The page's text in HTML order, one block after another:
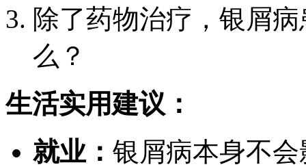
除了药物治疗，银屑
么？
生活实用建议：
就业： 银屑病本身不